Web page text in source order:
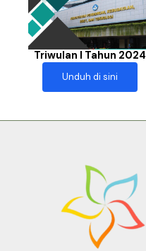
Triwulan I Tahun 2024
Unduh di sini